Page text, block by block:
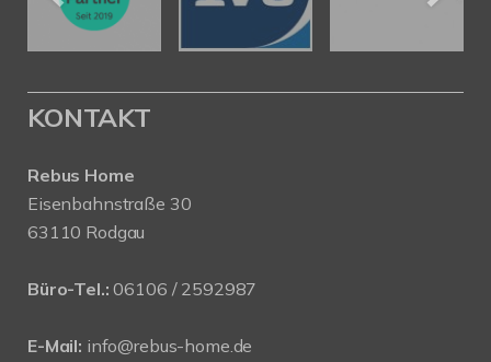
KONTAKT
Rebus Home
Eisenbahnstraße 30
63110 Rodgau
Büro-Tel.:06106 / 2592987
E-Mail: info@rebus-home.de